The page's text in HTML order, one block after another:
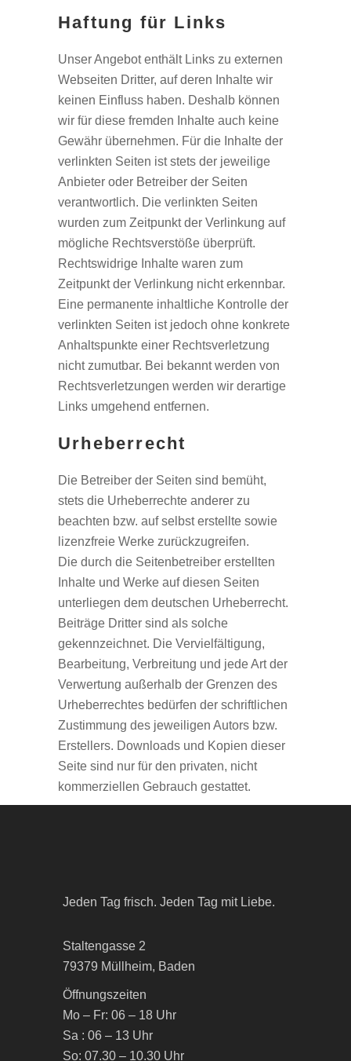
Haftung für Links
Unser Angebot enthält Links zu externen
Webseiten Dritter, auf deren Inhalte wir
keinen Einfluss haben. Deshalb können
wir für diese fremden Inhalte auch keine
Gewähr übernehmen. Für die Inhalte der
verlinkten Seiten ist stets der jeweilige
Anbieter oder Betreiber der Seiten
verantwortlich. Die verlinkten Seiten
wurden zum Zeitpunkt der Verlinkung auf
mögliche Rechtsverstöße überprüft.
Rechtswidrige Inhalte waren zum
Zeitpunkt der Verlinkung nicht erkennbar.
Eine permanente inhaltliche Kontrolle der
verlinkten Seiten ist jedoch ohne konkrete
Anhaltspunkte einer Rechtsverletzung
nicht zumutbar. Bei bekannt werden von
Rechtsverletzungen werden wir derartige
Links umgehend entfernen.
Urheberrecht
Die Betreiber der Seiten sind bemüht,
stets die Urheberrechte anderer zu
beachten bzw. auf selbst erstellte sowie
lizenzfreie Werke zurückzugreifen.
Die durch die Seitenbetreiber erstellten
Inhalte und Werke auf diesen Seiten
unterliegen dem deutschen Urheberrecht.
Beiträge Dritter sind als solche
gekennzeichnet. Die Vervielfältigung,
Bearbeitung, Verbreitung und jede Art der
Verwertung außerhalb der Grenzen des
Urheberrechtes bedürfen der schriftlichen
Zustimmung des jeweiligen Autors bzw.
Erstellers. Downloads und Kopien dieser
Seite sind nur für den privaten, nicht
kommerziellen Gebrauch gestattet.
Jeden Tag frisch. Jeden Tag mit Liebe.
Staltengasse 2
79379 Müllheim, Baden
Öffnungszeiten
Mo – Fr: 06 – 18 Uhr
Sa : 06 – 13 Uhr
So: 07.30 – 10.30 Uhr